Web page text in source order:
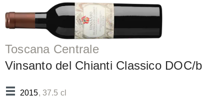
Toscana Centrale
Vinsanto del Chianti Classico DOC/b
2015, 37.5 cl